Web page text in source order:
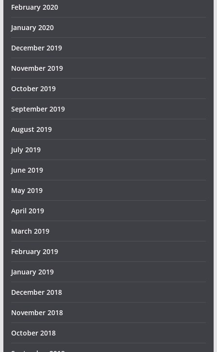
February 2020
January 2020
December 2019
November 2019
October 2019
September 2019
August 2019
July 2019
June 2019
May 2019
April 2019
March 2019
February 2019
January 2019
December 2018
November 2018
October 2018